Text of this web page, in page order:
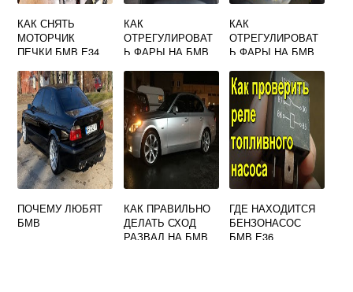
КАК СНЯТЬ
МОТОРЧИК
ПЕЧКИ БМВ Е34
КАК
ОТРЕГУЛИРОВАТ
Ь ФАРЫ НА БМВ
КАК
ОТРЕГУЛИРОВАТ
Ь ФАРЫ НА БМВ
ПОЧЕМУ ЛЮБЯТ
БМВ
КАК ПРАВИЛЬНО
ДЕЛАТЬ СХОД
РАЗВАЛ НА БМВ
ГДЕ НАХОДИТСЯ
БЕНЗОНАСОС
БМВ Е36